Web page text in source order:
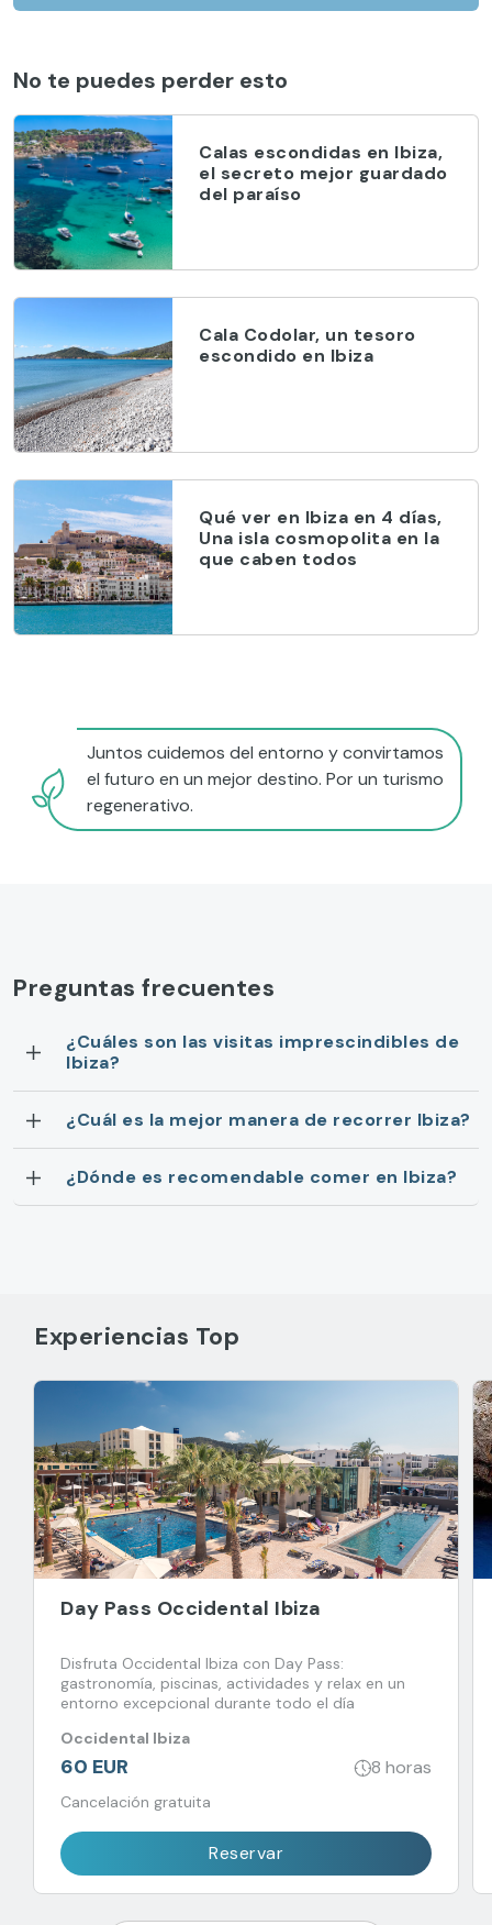
No te puedes perder esto
Calas escondidas en Ibiza,
el secreto mejor guardado
del paraíso
Cala Codolar, un tesoro
escondido en Ibiza
Qué ver en Ibiza en 4 días,
Una isla cosmopolita en la
que caben todos
Juntos cuidemos del entorno y convirtamos
el futuro en un mejor destino. Por un turismo
regenerativo.
Preguntas frecuentes
¿Cuáles son las visitas imprescindibles de
Ibiza?
¿Cuál es la mejor manera de recorrer Ibiza?
¿Dónde es recomendable comer en Ibiza?
Experiencias Top
Day Pass Occidental Ibiza
Disfruta Occidental Ibiza con Day Pass:
gastronomía, piscinas, actividades y relax en un
entorno excepcional durante todo el día
Occidental Ibiza
60 EUR 8 horas
Cancelación gratuita
Reservar